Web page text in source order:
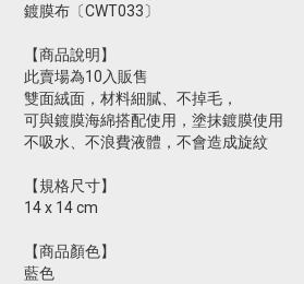
鍍膜布〔CWT033〕
【商品說明】
此賣場為10入販售
雙面絨面，材料細膩、不掉毛，
可與鍍膜海綿搭配使用，塗抹鍍膜使用
不吸水、不浪費液體，不會造成旋紋
【規格尺寸】
14 x 14 cm
【商品顏色】
藍色